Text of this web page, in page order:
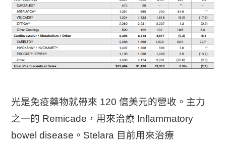
光是免疫藥物就帶來 120 億美元的營收。主力
之一的 Remicade，用來治療 Inflammatory
bowel disease。Stelara 目前用來治療